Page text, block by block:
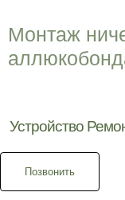
Монтаж
Устройство
Позвонить